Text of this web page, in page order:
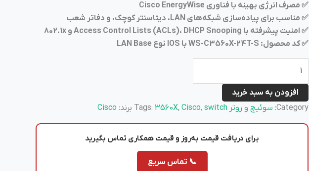
✅ مصرف انرژی بهینه با فناوری Cisco EnergyWise
✅ مناسب برای پیاده‌سازی شبکه‌های LAN، دیتاسنتر کوچک، و دفاتر شعب
✅ امنیت پیشرفته با Access Control Lists (ACLs)، DHCP Snooping و 802.1x
✅ کد محصول: WS-C3560X-24T-S با IOS نوع LAN Base
افزودن به سبد خرید
Category: سوئیچ و روتر Tags: 3560X, Cisco, switch برند: Cisco
برای دریافت قیمت به‌روز و قیمت همکاری تماس بگیرید
📞 تماس سریع